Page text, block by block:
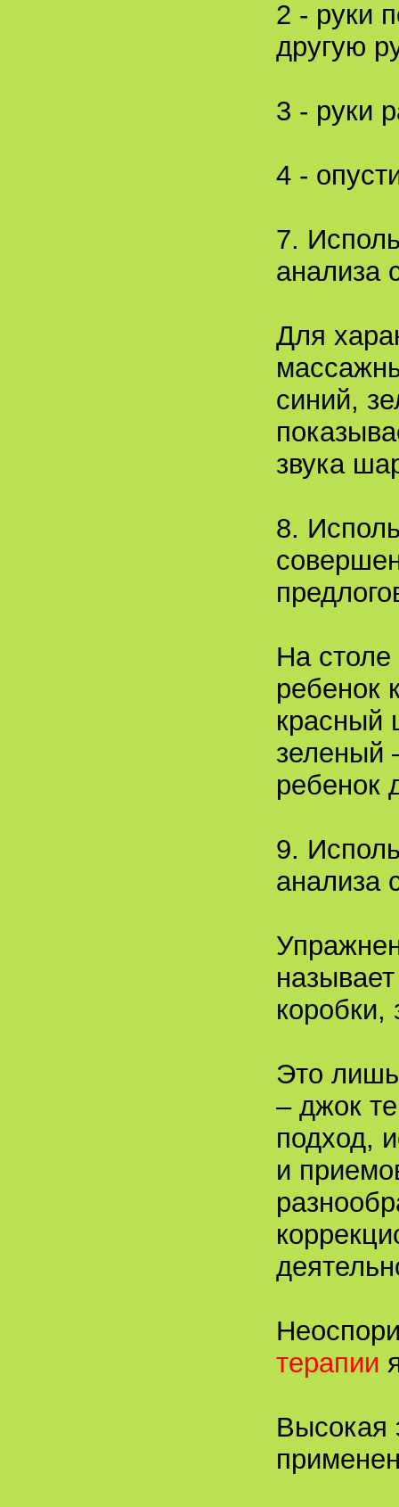
2 - руки
другую
3 - руки
4 -
7.
анализа
Для
синий,
звука
8.
На столе
ребенок
красный
зеленый
ребенок
9.
анализа
коробки,
Это
– джок
подход,
и
терапии
Высокая